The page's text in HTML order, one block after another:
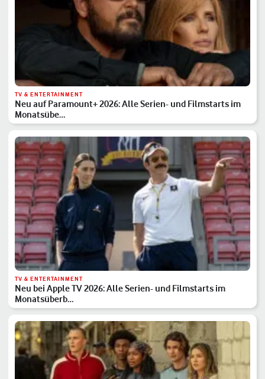
TV & ENTERTAINMENT
Neu auf Paramount+ 2026: Alle Serien- und Filmstarts im
Monatsübe…
TV & ENTERTAINMENT
Neu bei Apple TV 2026: Alle Serien- und Filmstarts im
Monatsüberb…